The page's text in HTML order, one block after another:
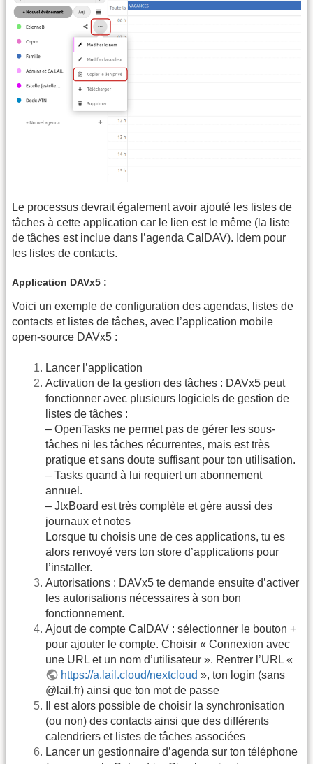
Le processus devrait également avoir ajouté les listes de
tâches à cette application car le lien est le même (la liste
de tâches est inclue dans l’agenda CalDAV). Idem pour
les listes de contacts.
Application DAVx5 :
Voici un exemple de configuration des agendas, listes de
contacts et listes de tâches, avec l’application mobile
open-source DAVx5 :
Lancer l’application
Activation de la gestion des tâches : DAVx5 peut
fonctionner avec plusieurs logiciels de gestion de
listes de tâches :
– OpenTasks ne permet pas de gérer les sous-
tâches ni les tâches récurrentes, mais est très
pratique et sans doute suffisant pour ton utilisation.
– Tasks quand à lui requiert un abonnement
annuel.
– JtxBoard est très complète et gère aussi des
journaux et notes
Lorsque tu choisis une de ces applications, tu es
alors renvoyé vers ton store d’applications pour
l’installer.
Autorisations : DAVx5 te demande ensuite d’activer
les autorisations nécessaires à son bon
fonctionnement.
Ajout de compte CalDAV : sélectionner le bouton +
pour ajouter le compte. Choisir « Connexion avec
une URLet un nom d’utilisateur ». Rentrer l’URL «
https://a.lail.cloud/nextcloud », ton login (sans
@lail.fr) ainsi que ton mot de passe
Il est alors possible de choisir la synchronisation
(ou non) des contacts ainsi que des différents
calendriers et listes de tâches associées
Lancer un gestionnaire d’agenda sur ton téléphone